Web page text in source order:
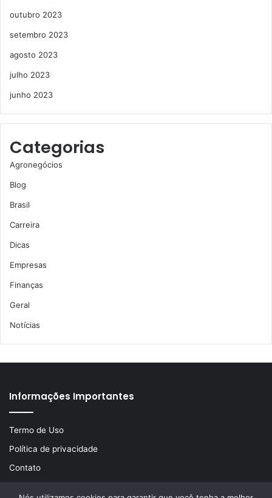
outubro 2023
setembro 2023
agosto 2023
julho 2023
junho 2023
Categorias
Agronegócios
Blog
Brasil
Carreira
Dicas
Empresas
Finanças
Geral
Notícias
Informações Importantes
Termo de Uso
Política de privacidade
Contato